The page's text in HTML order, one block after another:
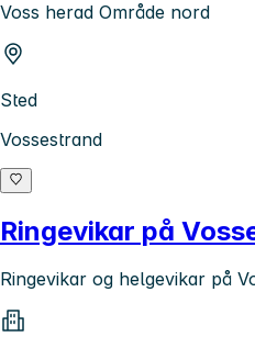
Voss herad Område nord
Sted
Vossestrand
Ringevikar på
Ringevikar og helgevikar på